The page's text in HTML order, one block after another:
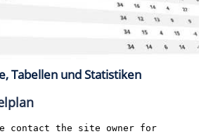
Tabellen und Statistiken